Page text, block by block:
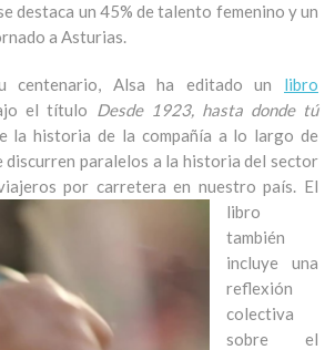
destaca un 45% de talento femenino y un
a Asturias.
centenario, Alsa ha editado un libro
el título Desde 1923, hasta donde tú
la historia de la compañía a lo largo de
discurren paralelos a la historia del sector
por carretera en nuestro país. El
libro
también
incluye una
reflexión
colectiva
sobre el